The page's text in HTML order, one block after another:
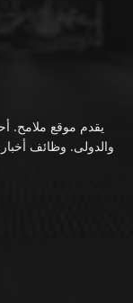
يقدم موقع ملامح.
والدولى. وظائف